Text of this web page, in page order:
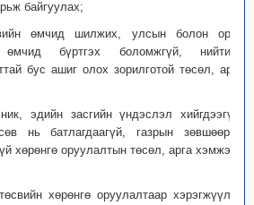
байгуулах;
өмчид шилжих, улсын болон орон
өмчид бүртгэх боломжгүй, нийтийн
бус ашиг олох зорилготой төсөл, арга
эдийн засгийн үндэслэл хийгдээгүй,
нь батлагдаагүй, газрын зөвшөөрөл
хөрөнгө оруулалтын төсөл, арга хэмжээ.
хөрөнгө оруулалтаар хэрэгжүүлэх